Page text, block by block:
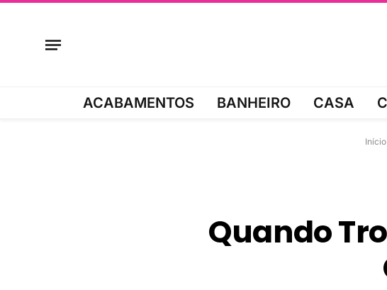
ACABAMENTOS BANHEIRO CASA
Início
Quando